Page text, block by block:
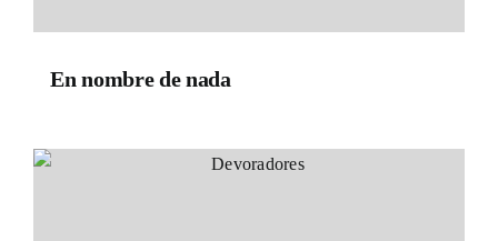
En nombre de nada